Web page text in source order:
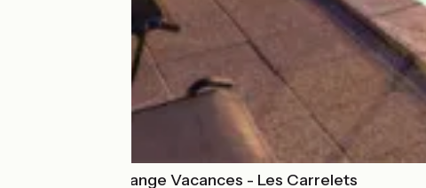
Résidence Lagrange Vacances - Les Carrelets